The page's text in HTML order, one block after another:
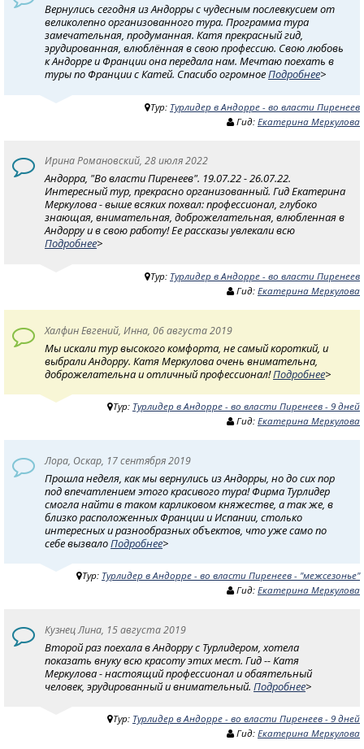
Вернулись сегодня из Андорры с чудесным послевкусием от
великолепно организованного тура. Программа тура
замечательная, продуманная. Катя прекрасный гид,
эрудированная, влюблённая в свою профессию. Свою любовь
к Андорре и Франции она передала нам. Мечтаю поехать в
туры по Франции с Катей. Спасибо огромноеПодробнее>
Тур: Турлидер в Андорре - во власти Пиренеев
Гид: Екатерина Меркулова
Ирина Романовский, 28 июля 2022
Андорра, "Во власти Пиренеев". 19.07.22 - 26.07.22.
Интересный тур, прекрасно организованный. Гид Екатерина
Меркулова - выше всяких похвал: профессионал, глубоко
знающая, внимательная, доброжелательная, влюбленная в
Андорру и в свою работу! Ее рассказы увлекали всю
Подробнее>
Тур: Турлидер в Андорре - во власти Пиренеев
Гид: Екатерина Меркулова
Халфин Евгений, Инна, 06 августа 2019
Мы искали тур высокого комфорта, не самый короткий, и
выбрали Андорру. Катя Меркулова очень внимательна,
доброжелательна и отличный профессионал!Подробнее>
Тур: Турлидер в Андорре - во власти Пиренеев - 9 дней
Гид: Екатерина Меркулова
Лора, Оскар, 17 сентября 2019
Прошла неделя, как мы вернулись из Андорры, но до сих пор
под впечатлением этого красивого тура! Фирма Турлидер
смогла найти в таком карликовом княжестве, а так же, в
близко расположенных Франции и Испании, столько
интересных и разнообразных объектов, что уже само по
себе вызвалоПодробнее>
Тур: Турлидер в Андорре - во власти Пиренеев - "межсезонье"
Гид: Екатерина Меркулова
Кузнец Лина, 15 августа 2019
Второй раз поехала в Андорру с Турлидером, хотела
показать внуку всю красоту этих мест. Гид -- Катя
Меркулова - настоящий профессионал и обаятельный
человек, эрудированный и внимательный. Подробнее>
Тур: Турлидер в Андорре - во власти Пиренеев - 9 дней
Гид: Екатерина Меркулова